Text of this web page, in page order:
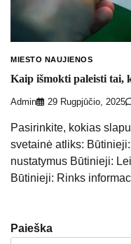
MIESTO NAUJIENOS
Kaip išmokti paleisti tai,
Admin 29 Rugpjūčio, 2025
Pasirinkite, kokias
svetainė atliks:
nustatymus Būtinieji:
Būtinieji: Rinks
Paieška